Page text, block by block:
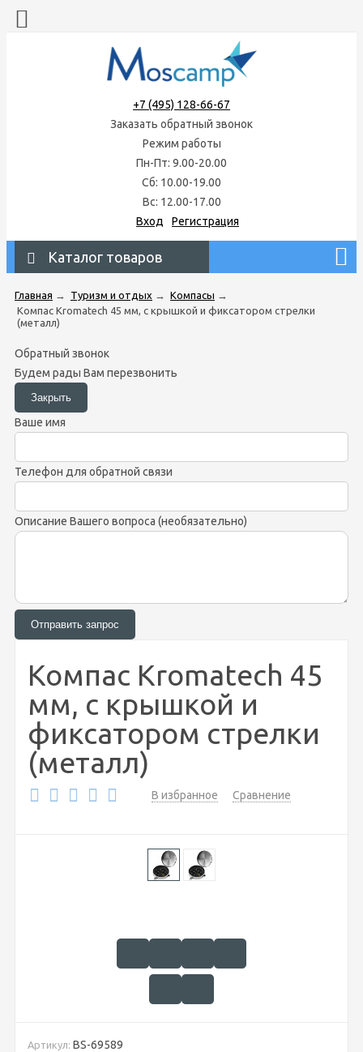
+7 (495) 128-66-67
Заказать обратный звонок
Режим работы
Пн-Пт: 9.00-20.00
Сб: 10.00-19.00
Вс: 12.00-17.00
Вход
Регистрация
Каталог товаров
Главная → Туризм и отдых → Компасы →
Компас Kromatech 45 мм, с крышкой и фиксатором стрелки
(металл)
Обратный звонок
Будем рады Вам перезвонить
Ваше имя
Телефон для обратной связи
Описание Вашего вопроса (необязательно)
Компас Kromatech 45
мм, с крышкой и
фиксатором стрелки
(металл)
В избранное Сравнение
Артикул: BS-69589